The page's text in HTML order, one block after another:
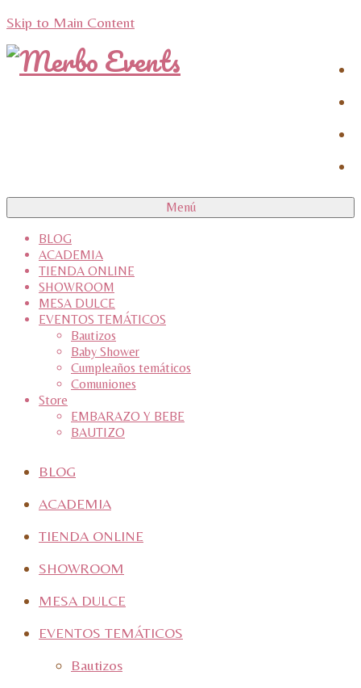
Skip to Main Content
Menú
BLOG
ACADEMIA
TIENDA ONLINE
SHOWROOM
MESA DULCE
EVENTOS TEMÁTICOS
Bautizos
Baby Shower
Cumpleaños temáticos
Comuniones
Store
EMBARAZO Y BEBE
BAUTIZO
BLOG
ACADEMIA
TIENDA ONLINE
SHOWROOM
MESA DULCE
EVENTOS TEMÁTICOS
Bautizos